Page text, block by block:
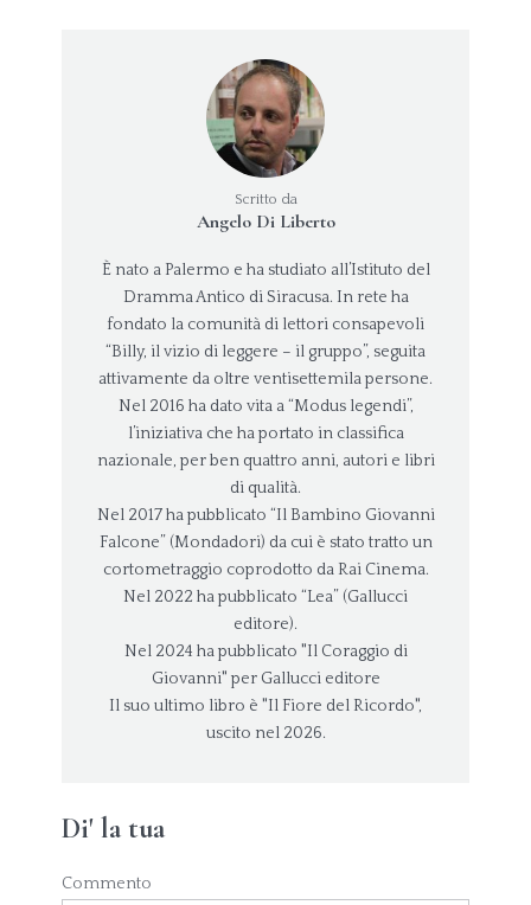
Scritto da
Angelo Di Liberto
È nato a Palermo e ha studiato all’Istituto del
Dramma Antico di Siracusa. In rete ha
fondato la comunità di lettori consapevoli
“Billy, il vizio di leggere – il gruppo”, seguita
attivamente da oltre ventisettemila persone.
Nel 2016 ha dato vita a “Modus legendi”,
l’iniziativa che ha portato in classifica
nazionale, per ben quattro anni, autori e libri
di qualità.
Nel 2017 ha pubblicato “Il Bambino Giovanni
Falcone” (Mondadori) da cui è stato tratto un
cortometraggio coprodotto da Rai Cinema.
Nel 2022 ha pubblicato “Lea” (Gallucci
editore).
Nel 2024 ha pubblicato "Il Coraggio di
Giovanni" per Gallucci editore
Il suo ultimo libro è "Il Fiore del Ricordo",
uscito nel 2026.
Di' la tua
Commento